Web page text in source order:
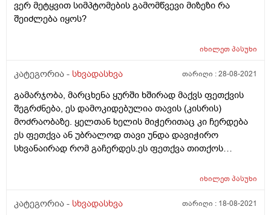
ვერ მეტყვით სიმპტომების გამომწვევი მიზეზი რა
შეიძლება იყოს?
იხილეთპასუხი
კატეგორია - სხვადასხვა თარიღი :28-08-2021
გამარჯობა, მარცხენა ყურში ხშირად მაქვს ფეთქვის
შეგრძნება, ეს დამოკიდებულია თავის (კისრის)
მოძრაობაზე. ყელთან ხელის მიჭერითაც კი ჩერდება
ეს ფეთქვა ან უბრალოდ თავი უნდა დავიჭირო
სხვანაირად რომ გაჩერდეს.ეს ფეთქვა თითქოს
და აღმოვაჩინე რო ასე ფეთქვა ჩერდებოდა. მითხრეს
მაინტერესებს რა შეიძლება იწვევდეს ამას და
იხილეთპასუხი
კატეგორია - სხვადასხვა თარიღი : 18-08-2021